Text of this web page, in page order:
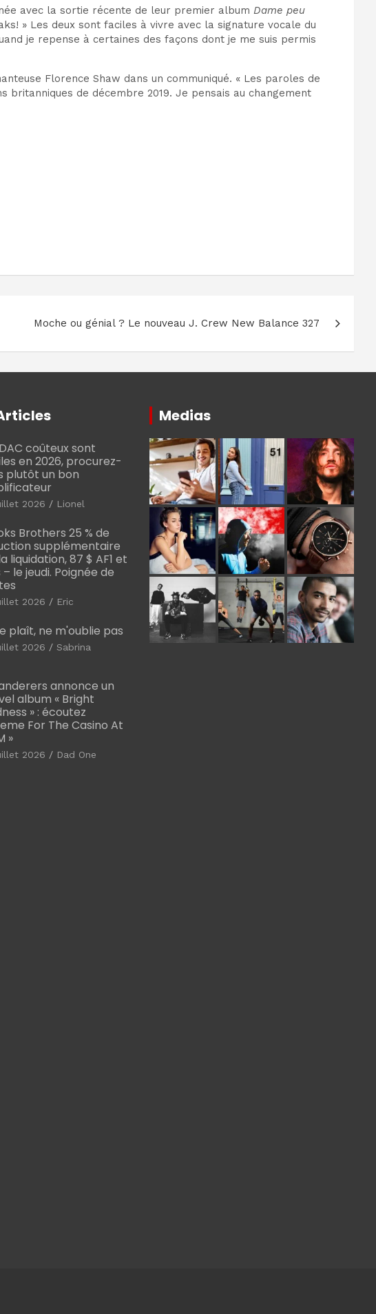
avec la sortie récente de leur premier album Dame peu
» Les deux sont faciles à vivre avec la signature vocale du
je repense à certaines des façons dont je me suis permis
Florence Shaw dans un communiqué. « Les paroles de
de décembre 2019. Je pensais au changement
Moche ou génial ? Le nouveau J. Crew New Balance 327
coûteux sont
en 2026, procurez-
plutôt un bon
2026 Lionel
Brothers 25 % de
supplémentaire
liquidation, 87 $ AF1 et
– le jeudi. Poignée de
2026 Eric
plaît, ne m'oublie pas
2026 Sabrina
annonce un
album « Bright
» : écoutez
For The Casino At
»
2026 Dad One
Medias